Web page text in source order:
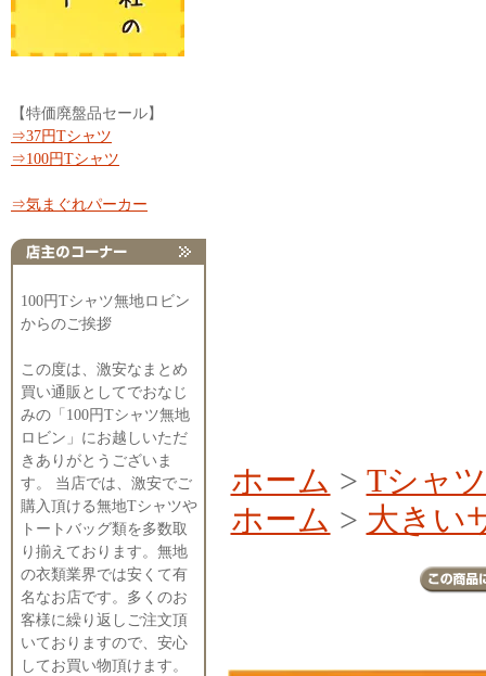
【特価廃盤品セール】
⇒37円Tシャツ
⇒100円Tシャツ
⇒気まぐれパーカー
100円Tシャツ無地ロビン
からのご挨拶
この度は、激安なまとめ
買い通販としてでおなじ
みの「100円Tシャツ無地
ロビン」にお越しいただ
きありがとうございま
す。 当店では、激安でご
購入頂ける無地Tシャツや
トートバッグ類を多数取
り揃えております。無地
の衣類業界では安くて有
名なお店です。多くのお
客様に繰り返しご注文頂
いておりますので、安心
してお買い物頂けます。
ホーム > Tシャ
ホーム > 大きい